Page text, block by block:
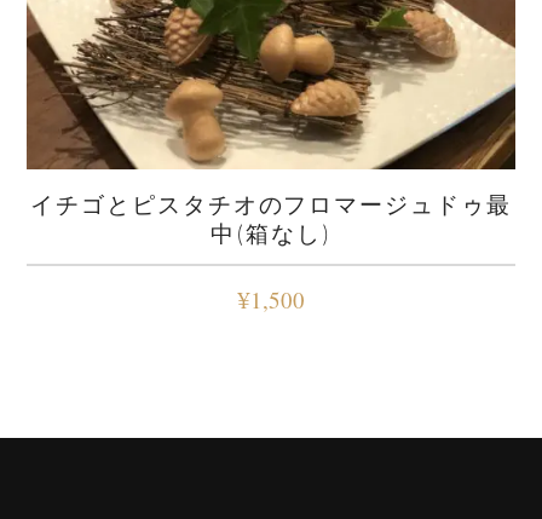
イチゴとピスタチオのフロマージュドゥ最
中(箱なし)
¥1,500